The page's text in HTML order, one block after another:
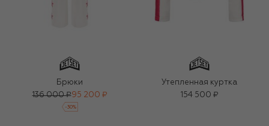
Брюки
136 000 ₽95 200 ₽
-30%
Утепленная куртка
154 500 ₽